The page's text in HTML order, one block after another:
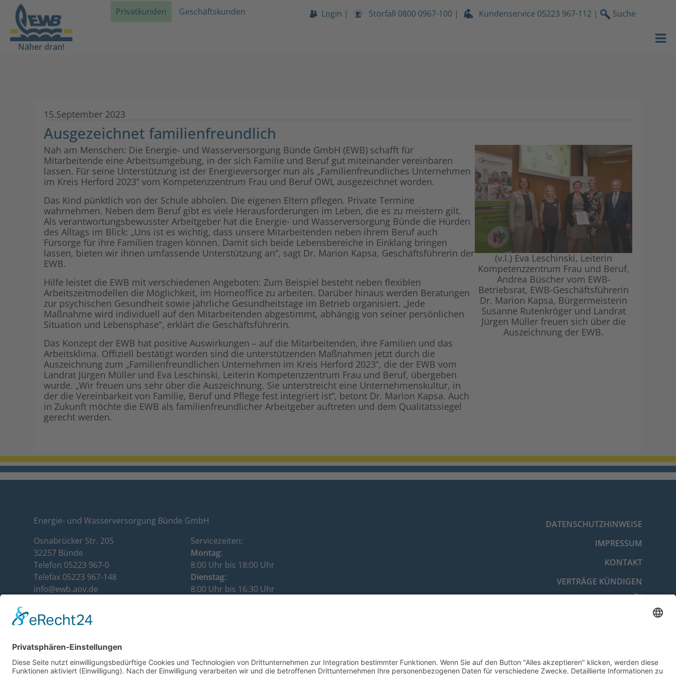
Näher dran!
Privatkunden Geschäftskunden Login | Störfall 0800 0967-100 | Kundenservice 05223 967-112 | Suche
15.September 2023
Ausgezeichnet familienfreundlich
Nah am Menschen: Die Energie- und Wasserversorgung Bünde GmbH (EWB) schafft für
Mitarbeitende eine Arbeitsumgebung, in der sich Familie und Beruf gut miteinander vereinbaren
lassen. Für seine Unterstützung ist der Energieversorger nun als „Familienfreundliches Unternehmen
im Kreis Herford 2023“ vom Kompetenzzentrum Frau und Beruf OWL ausgezeichnet worden.
Das Kind pünktlich von der Schule abholen. Die eigenen Eltern pflegen. Private Termine
wahrnehmen. Neben dem Beruf gibt es viele Herausforderungen im Leben, die es zu meistern gilt.
Als verantwortungsbewusster Arbeitgeber hat die Energie- und Wasserversorgung Bünde die Hürden
des Alltags im Blick: „Uns ist es wichtig, dass unsere Mitarbeitenden neben ihrem Beruf auch
Fürsorge für ihre Familien tragen können. Damit sich beide Lebensbereiche in Einklang bringen
lassen, bieten wir ihnen umfassende Unterstützung an“, sagt Dr. Marion Kapsa, Geschäftsführerin der
EWB.
Hilfe leistet die EWB mit verschiedenen Angeboten: Zum Beispiel besteht neben flexiblen
Arbeitszeitmodellen die Möglichkeit, im Homeoffice zu arbeiten. Darüber hinaus werden Beratungen
zur psychischen Gesundheit sowie jährliche Gesundheitstage im Betrieb organisiert. „Jede
Maßnahme wird individuell auf den Mitarbeitenden abgestimmt, abhängig von seiner persönlichen
Situation und Lebensphase“, erklärt die Geschäftsführerin.
Das Konzept der EWB hat positive Auswirkungen – auf die Mitarbeitenden, ihre Familien und das
Arbeitsklima. Offiziell bestätigt worden sind die unterstützenden Maßnahmen jetzt durch die
Auszeichnung zum „Familienfreundlichen Unternehmen im Kreis Herford 2023“, die der EWB vom
Landrat Jürgen Müller und Eva Leschinski, Leiterin Kompetenzzentrum Frau und Beruf, übergeben
wurde. „Wir freuen uns sehr über die Auszeichnung. Sie unterstreicht eine Unternehmenskultur, in
der die Vereinbarkeit von Familie, Beruf und Pflege fest integriert ist“, betont Dr. Marion Kapsa. Auch
in Zukunft möchte die EWB als familienfreundlicher Arbeitgeber auftreten und dem Qualitätssiegel
gerecht werden.
(v.l.) Eva Leschinski, Leiterin
Kompetenzzentrum Frau und Beruf,
Andrea Büscher vom EWB-
Betriebsrat, EWB-Geschäftsführerin
Dr. Marion Kapsa, Bürgermeisterin
Susanne Rutenkröger und Landrat
Jürgen Müller freuen sich über die
Auszeichnung der EWB.
Energie- und Wasserversorgung Bünde GmbH
Osnabrücker Str. 205
32257 Bünde
Telefon 05223 967-0
Telefax 05223 967-148
info@ewb.aov.de
Kundenservice: 05223 967-112
Servicezeiten:
Montag:
8:00 Uhr bis 18:00 Uhr
Dienstag:
8:00 Uhr bis 16:30 Uhr
DATENSCHUTZHINWEISE
IMPRESSUM
KONTAKT
VERTRÄGE KÜNDIGEN
© 2026 Energie- und
Services
Über uns
Shop